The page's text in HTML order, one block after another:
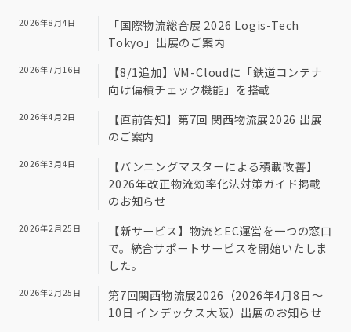
2026年8月4日
「国際物流総合展 2026 Logis-Tech
Tokyo」出展のご案内
2026年7月16日
【8/1追加】VM-Cloudに「鉄道コンテナ
向け偏積チェック機能」を搭載
2026年4月2日
【直前告知】第7回 関西物流展2026 出展
のご案内
2026年3月4日
【バンニングマスターによる積載改善】
2026年改正物流効率化法対策ガイド掲載
のお知らせ
2026年2月25日
【新サービス】物流とEC運営を一つの窓口
で。統合サポートサービスを開始いたしま
した。
2026年2月25日
第7回関西物流展2026（2026年4月8日～
10日 インデックス大阪）出展のお知らせ